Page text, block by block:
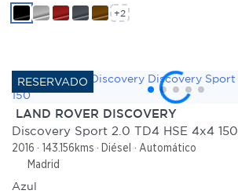
+2
LAND ROVER DISCOVERY
Discovery Sport 2.0 TD4 HSE 4x4 150
2016 143.156kms Diésel
Automático
Madrid
Azul